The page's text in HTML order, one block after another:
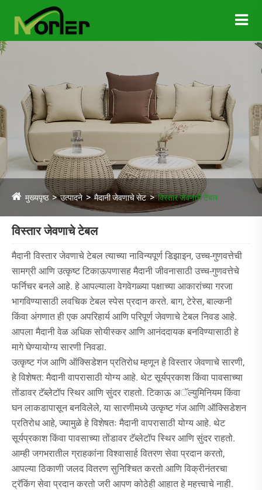
मुख्यपृष्ठ उत्पादने मैदानी जेवणाचे सेट विस्तार जेवणाचे टेबल
विस्तार जेवणाचे टेबल
मैदानी विस्तार जेवणाचे टेबल त्याच्या नाविन्यपूर्ण डिझाइन, उच्च-गुणवत्तेची
सामग्री आणि उत्कृष्ट टिकाऊपणासह मैदानी जीवनासाठी उच्च-गुणवत्तेचे
फर्निचर बनले आहे. हे आपल्याला वेगवेगळ्या पक्षाच्या आकारांच्या गरजा
भागविण्यासाठी लवचिक टेबल स्पेस प्रदान करते. बाग, टेरेस, बाल्कनी
किंवा अंगणात ही एक अपरिहार्य आणि परिपूर्ण जेवणाचे टेबल निवड आहे.
आपला मैदानी वेळ अधिक सोयीस्कर आणि आनंददायक बनविण्यासाठी हे
मागे घेण्यायोग्य सारणी निवडा.
उत्कृष्ट गंज आणि ऑक्सिडेशन प्रतिरोध म्हणून हे विस्तार जेवणाचे सारणी,
हे विशेषत: मैदानी वापरासाठी योग्य आहे. थेट सूर्यप्रकाश किंवा पावसाच्या
तोंडावर टॅब्लेटॉप स्थिर आणि सुंदर राहतो. टिकाऊ अॅल्युमिनियम किंवा
घन लाकडापासून बनविलेले, या सारणीमध्ये उत्कृष्ट गंज आणि ऑक्सिडेशन
प्रतिरोध आहे, ज्यामुळे हे विशेषतः मैदानी वापरासाठी योग्य आहे. थेट
सूर्यप्रकाश किंवा पावसाच्या तोंडावर टॅब्लेटॉप स्थिर आणि सुंदर राहतो.
आम्ही जगभरातील ग्राहकांना विश्वासार्ह वितरण सेवा प्रदान करतो,
आपल्या ठिकाणी जलद वितरण सुनिश्चित करतो आणि विक्रीनंतरचा
ट्रॅकिंग सेवा प्रदान करतो जरी आपण कोठेही आहात हे महत्त्वाचे नाही.